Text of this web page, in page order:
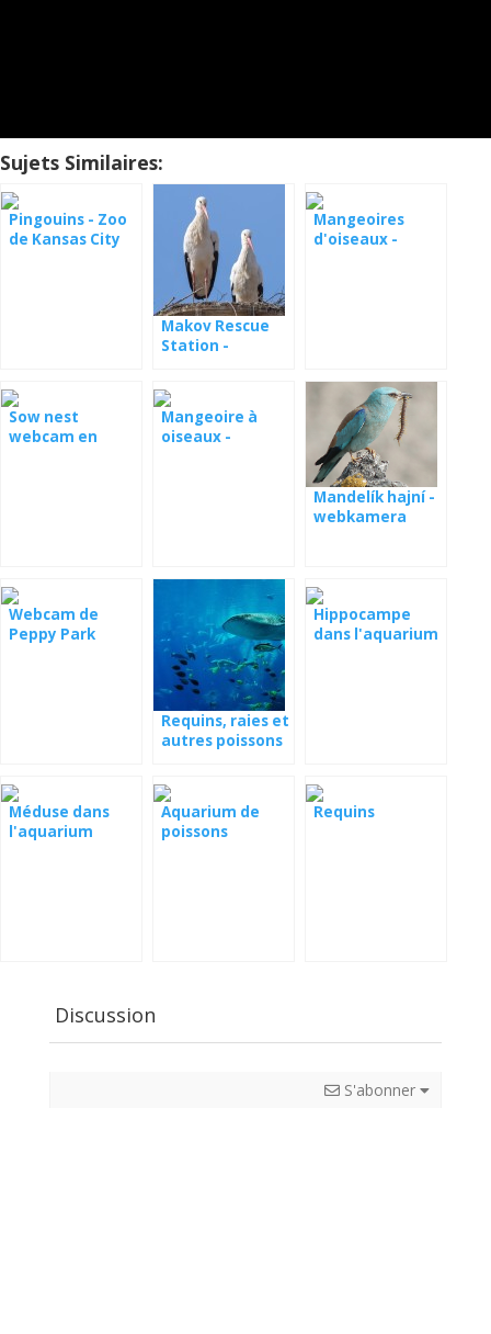
Sujets Similaires:
Pingouins - Zoo
de Kansas City
Makov Rescue
Station -
Mangeoires
d'oiseaux -
Sow nest
webcam en
Mangeoire à
oiseaux -
Mandelík hajní -
webkamera
Webcam de
Peppy Park
Requins, raies et
autres poissons
webcam
Hippocampe
dans l'aquarium
Méduse dans
l'aquarium
Aquarium de
poissons
Requins
Discussion
S'abonner